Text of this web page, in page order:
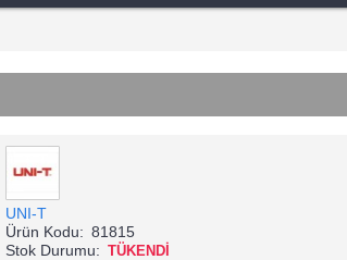
UNI-T
Ürün Kodu: 81815
Stok Durumu: TÜKENDİ